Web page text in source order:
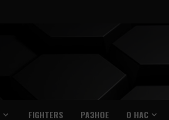
FIGHTERS РАЗНОЕ О НАС